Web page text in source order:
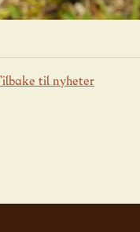
til nyheter